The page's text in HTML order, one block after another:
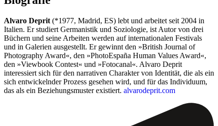
Alvaro Deprit (*1977, Madrid, ES) lebt und arbeitet seit 2004 in
Italien. Er studiert Germanistik und Soziologie, ist Autor von drei
Büchern und seine Arbeiten werden auf internationalen Festivals
und in Galerien ausgestellt. Er gewinnt den »British Journal of
Photography Award«, den »PhotoEspaña Human Values Award«,
den »Viewbook Contest« und »Fotocanal«. Alvaro Deprit
interessiert sich für den narrativen Charakter von Identität, die als ein
sich entwickelnder Prozess gesehen wird, und für das Individuum,
das als ein Beziehungsmuster existiert. alvarodeprit.com